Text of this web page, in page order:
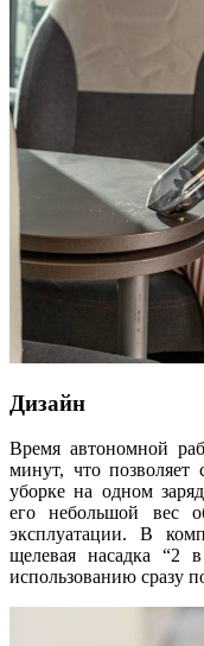
Дизайн
Время автономной
минут, что позволяет
уборке на одном
его небольшой вес
эксплуатации. В
щелевая насадка “2
использованию сразу